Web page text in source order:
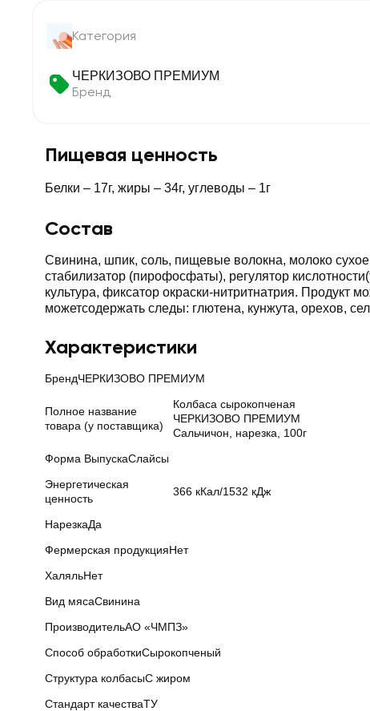
Категория
ЧЕРКИЗОВО ПРЕМИУМ
Бренд
Пищевая ценность
Белки – 17г, жиры – 34г, углеводы – 1г
Состав
Свинина, шпик, соль, пищевые волокна, молоко
стабилизатор (пирофосфаты), регулятор
культура, фиксатор окраски-нитритнатрия. Продукт
можетсодержать следы: глютена, кунжута, орехов,
Характеристики
БрендЧЕРКИЗОВО ПРЕМИУМ
Полное название
товара (у поставщика)
Колбаса сырокопченая
ЧЕРКИЗОВО ПРЕМИУМ
Сальчичон, нарезка, 100г
Форма ВыпускаСлайсы
Энергетическая
ценность
366 кКал/1532 кДж
НарезкаДа
Фермерская продукцияНет
ХаляльНет
Вид мясаСвинина
ПроизводительАО «ЧМПЗ»
Способ обработкиСырокопченый
Структура колбасыС жиром
Стандарт качестваТУ